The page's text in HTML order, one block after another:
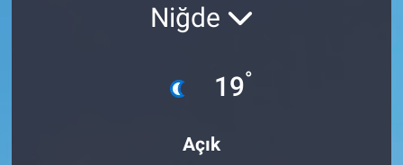
Niğde
19°
Açık